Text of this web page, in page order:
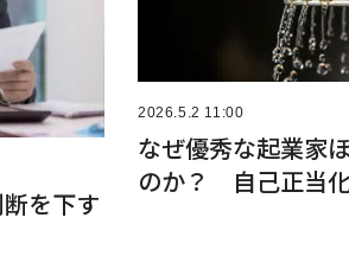
を下す
2026.5.2 11:00
なぜ優秀な起業家
のか？ 自己正当